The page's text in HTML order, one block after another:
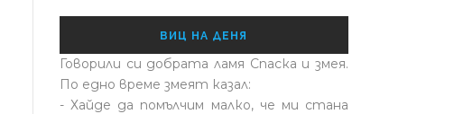
ВИЦ НА ДЕНЯ
Говорили си добрата ламя Спаска и змея.
По едно време змеят казал:
- Хайде да помълчим малко, че ми стана